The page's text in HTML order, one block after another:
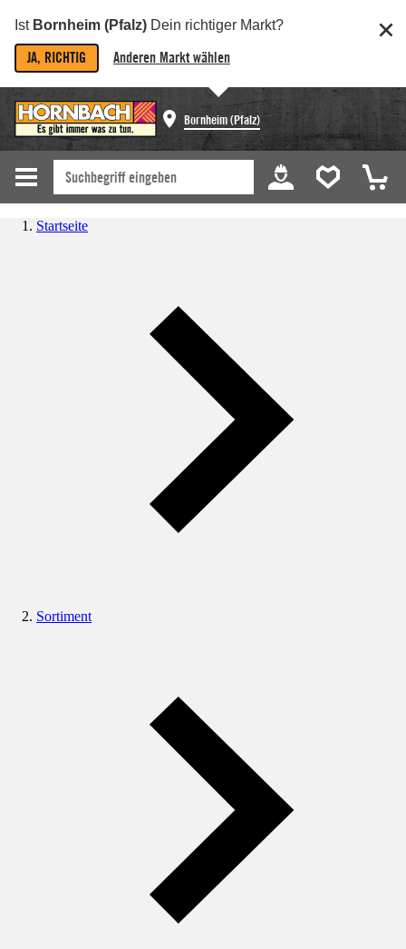
Ist Bornheim (Pfalz) Dein richtiger Markt?
JA, RICHTIG Anderen Markt wählen
Bornheim (Pfalz)
Startseite
Sortiment